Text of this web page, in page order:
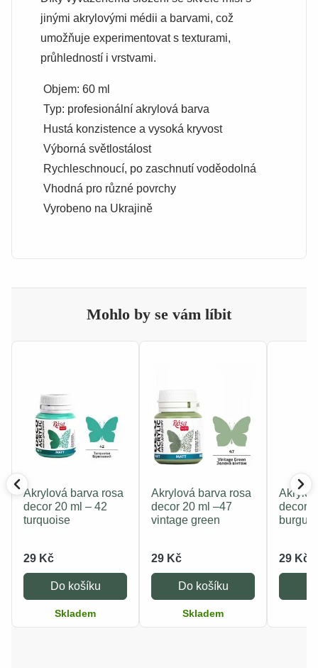
jinými akrylovými médii a barvami, což
umožňuje experimentovat s texturami,
průhledností i vrstvami.
Objem: 60 ml
Typ: profesionální akrylová barva
Hustá konzistence a vysoká kryvost
Výborná světlostálost
Rychleschnoucí, po zaschnutí voděodolná
Vhodná pro různé povrchy
Vyrobeno na Ukrajině
Mohlo by se vám líbit
Akrylová barva rosa
decor 20 ml – 42
turquoise
29 Kč
Do košíku
Skladem
Akrylová barva rosa
decor 20 ml –47
vintage green
29 Kč
Do košíku
Skladem
decor
29 Kč